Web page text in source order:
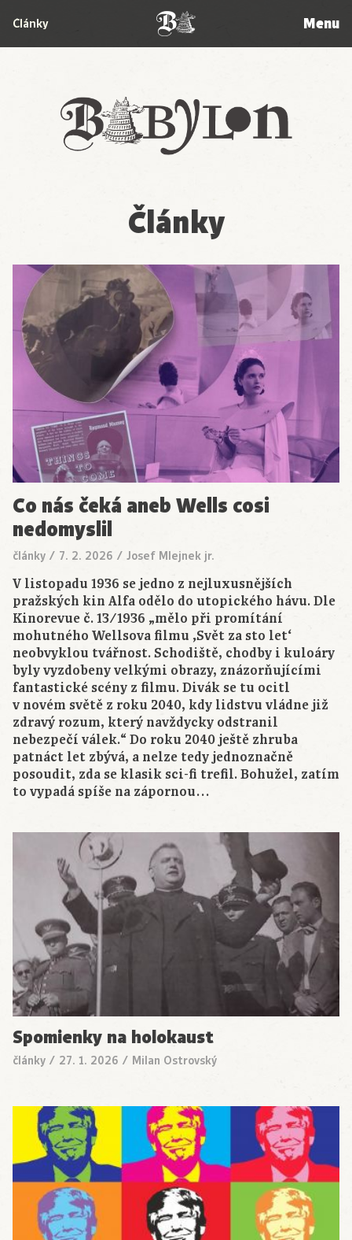
Babylon
Články Menu
Články
Co nás čeká aneb Wells cosi
nedomyslil
články / 7. 2. 2026 / Josef Mlejnek jr.
V listopadu 1936 se jedno z nejluxusnějších
pražských kin Alfa odělo do utopického hávu. Dle
Kinorevue č. 13/1936 „mělo při promítání
mohutného Wellsova filmu ‚Svět za sto let‘
neobvyklou tvářnost. Schodiště, chodby i kuloáry
byly vyzdobeny velkými obrazy, znázorňujícími
fantastické scény z filmu. Divák se tu ocitl
v novém světě z roku 2040, kdy lidstvu vládne již
zdravý rozum, který navždycky odstranil
nebezpečí válek.“ Do roku 2040 ještě zhruba
patnáct let zbývá, a nelze tedy jednoznačně
posoudit, zda se klasik sci-fi trefil. Bohužel, zatím
to vypadá spíše na zápornou…
Spomienky na holokaust
články / 27. 1. 2026 / Milan Ostrovský